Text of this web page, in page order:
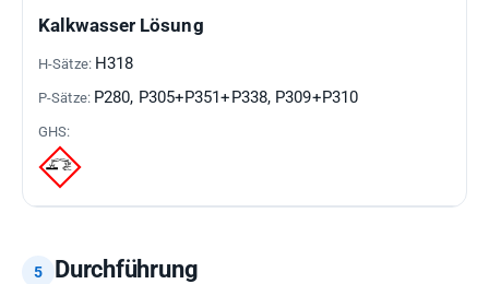
Kalkwasser Lösung
H318
P280, P305+P351+P338, P309+P310
Durchführung